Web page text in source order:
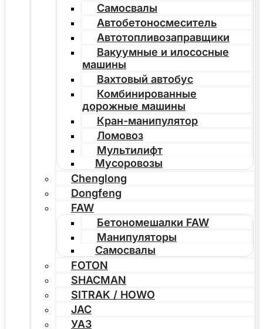
Самосвалы
Автобетоносмеситель
Автотопливозаправщики
Вакуумные и илососные
машины
Вахтовый автобус
Комбинированные
дорожные машины
Кран-манипулятор
Ломовоз
Мультилифт
Мусоровозы
Chenglong
Dongfeng
FAW
Бетономешалки FAW
Манипуляторы
Самосвалы
FOTON
SHACMAN
SITRAK / HOWO
JAC
УАЗ